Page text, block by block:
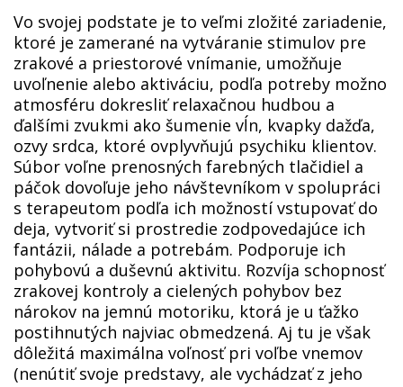
Vo svojej podstate je to veľmi zložité zariadenie,
ktoré je zamerané na vytváranie stimulov pre
zrakové a priestorové vnímanie, umožňuje
uvoľnenie alebo aktiváciu, podľa potreby možno
atmosféru dokresliť relaxačnou hudbou a
ďalšími zvukmi ako šumenie vĺn, kvapky dažďa,
ozvy srdca, ktoré ovplyvňujú psychiku klientov.
Súbor voľne prenosných farebných tlačidiel a
páčok dovoľuje jeho návštevníkom v spolupráci
s terapeutom podľa ich možností vstupovať do
deja, vytvoriť si prostredie zodpovedajúce ich
fantázii, nálade a potrebám. Podporuje ich
pohybovú a duševnú aktivitu. Rozvíja schopnosť
zrakovej kontroly a cielených pohybov bez
nárokov na jemnú motoriku, ktorá je u ťažko
postihnutých najviac obmedzená. Aj tu je však
dôležitá maximálna voľnosť pri voľbe vnemov
(nenútiť svoje predstavy, ale vychádzať z jeho